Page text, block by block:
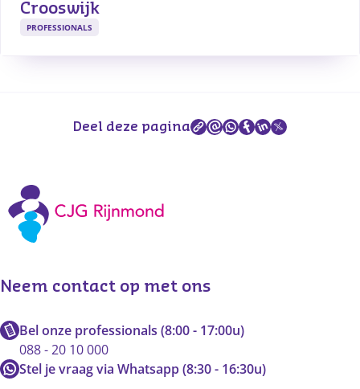
Crooswijk
PROFESSIONALS
Deel deze pagina
Neem contact op met ons
Bel onze professionals (8:00 - 17:00u)
088 - 20 10 000
Stel je vraag via Whatsapp (8:30 - 16:30u)